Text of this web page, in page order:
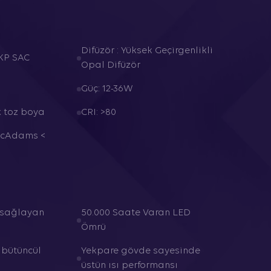
SAC
Difüzör : Yüksek Geçirgenlikli
Opal Difüzör
Güç: 12-36W
toz boya CRI: >80
<
50.000 Saate Varan LED
Ömrü
Yekpare gövde sayesinde
üstün ısı performansı